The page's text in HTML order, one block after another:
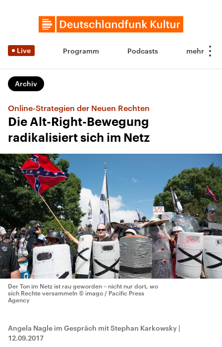
Live Programm Podcasts
Archiv
Online-Strategien der Neuen Rechten
Die Alt-Right-Bewegung
radikalisiert sich im Netz
Der Ton im Netz ist rau geworden – nicht nur dort, wo
sich Rechte versammeln © imago / Pacific Press
Agency
Angela Nagle im Gespräch mit Stephan Karkowsky |
12.09.2017